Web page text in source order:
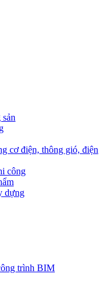
cơ điện, thông gió, điện
công
dựng
trình BIM